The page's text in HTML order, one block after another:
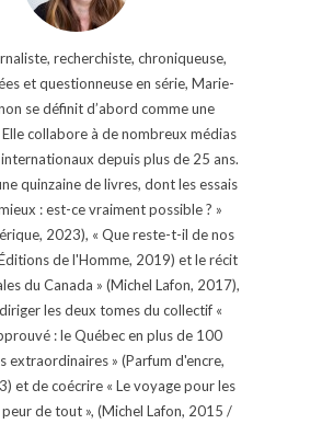
recherchiste, chroniqueuse,
et questionneuse en série, Marie-
se définit d’abord comme une
collabore à de nombreux médias
depuis plus de 25 ans.
quinzaine de livres, dont les essais
: est-ce vraiment possible ? »
2023), « Que reste-t-il de nos
de l'Homme, 2019) et le récit
du Canada » (Michel Lafon, 2017),
les deux tomes du collectif «
: le Québec en plus de 100
extraordinaires » (Parfum d'encre,
et de coécrire « Le voyage pour les
de tout », (Michel Lafon, 2015 /